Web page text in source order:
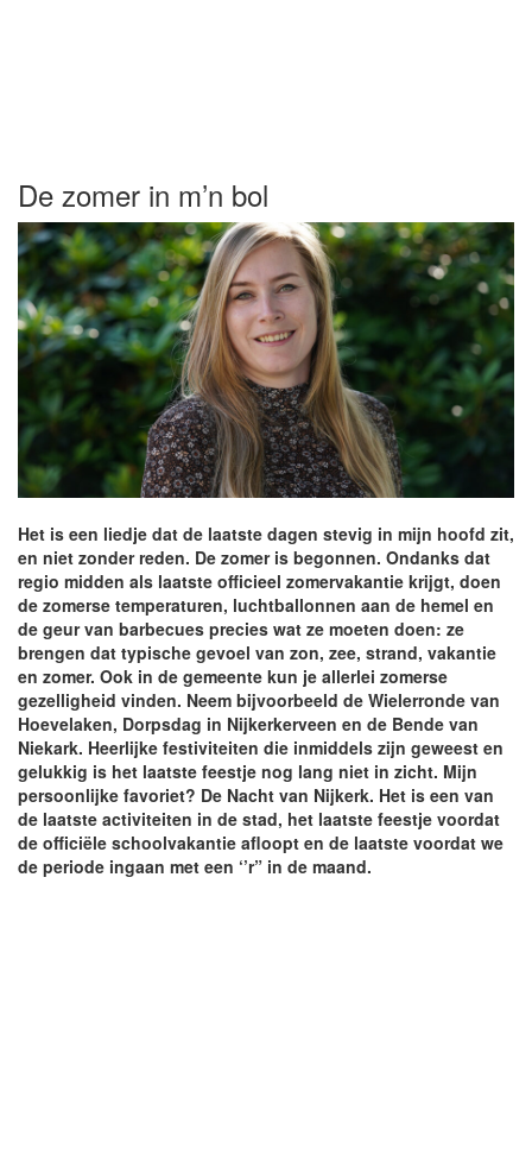
De zomer in m’n bol
Het is een liedje dat de laatste dagen stevig in mijn hoofd zit,
en niet zonder reden. De zomer is begonnen. Ondanks dat
regio midden als laatste officieel zomervakantie krijgt, doen
de zomerse temperaturen, luchtballonnen aan de hemel en
de geur van barbecues precies wat ze moeten doen: ze
brengen dat typische gevoel van zon, zee, strand, vakantie
en zomer. Ook in de gemeente kun je allerlei zomerse
gezelligheid vinden. Neem bijvoorbeeld de Wielerronde van
Hoevelaken, Dorpsdag in Nijkerkerveen en de Bende van
Niekark. Heerlijke festiviteiten die inmiddels zijn geweest en
gelukkig is het laatste feestje nog lang niet in zicht. Mijn
persoonlijke favoriet? De Nacht van Nijkerk. Het is een van
de laatste activiteiten in de stad, het laatste feestje voordat
de officiële schoolvakantie afloopt en de laatste voordat we
de periode ingaan met een ‘’r” in de maand.